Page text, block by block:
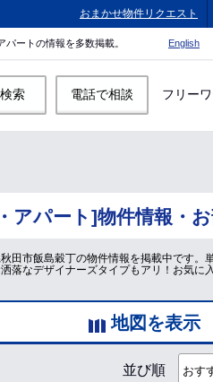
おまかせ物件リクエスト
ートの情報を多数掲載。 English
索 電話で相談 フリー
アパート]物件情報・
田市飯島穀丁の物件情報を掲載中です
落なデザイナーズタイプもアリ！お気
地図を表示
並び順